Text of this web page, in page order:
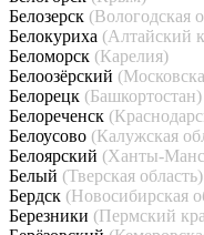
Белозерск (Вологодская
Белокуриха (Алтайский
Беломорск (Карелия)
Белоозёрский
Белорецк (Башкортостан)
Белореченск
Белоусово (Калужская
Белоярский (Ханты-
Белый (Тверская область)
Бердск (Новосибирская
Березники (Пермский